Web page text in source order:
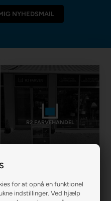
for at opnå en funktionel
indstillinger. Ved hjælp
R2 FARVEHANDEL